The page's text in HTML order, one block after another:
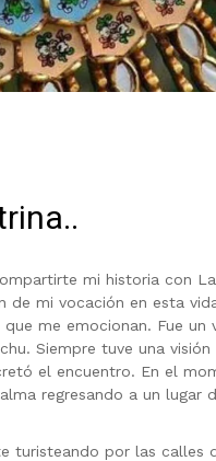
mi historia con
de mi vocación en esta
me emocionan. Fue
Siempre tuve una
el encuentro. En el
regresando a un lugar
turisteando por las calles